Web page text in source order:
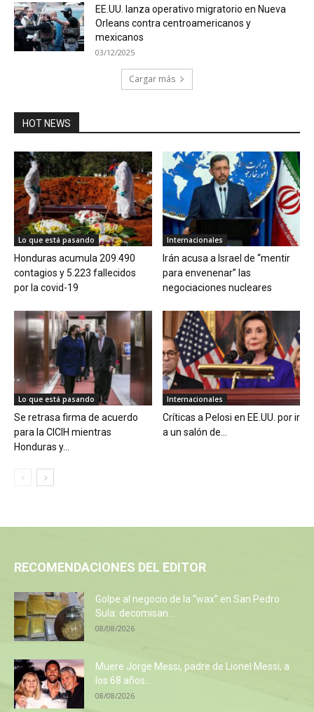
EE.UU. lanza operativo migratorio en Nueva
Orleans contra centroamericanos y
mexicanos
03/12/2025
Cargar más
HOT NEWS
Lo que está pasando
Honduras acumula 209.490
contagios y 5.223 fallecidos
por la covid-19
Internacionales
Irán acusa a Israel de “mentir
para envenenar” las
negociaciones nucleares
Lo que está pasando
Se retrasa firma de acuerdo
para la CICIH mientras
Honduras y...
Internacionales
Críticas a Pelosi en EE.UU. por ir
a un salón de...
RECOMENDACIONES DEL EDITOR
Golpe al negocio de la “wax” en San Pedro
Sula: decomisan...
08/08/2026
Muere Jorge Messi, padre de Lionel Messi, a
los 68 años...
08/08/2026